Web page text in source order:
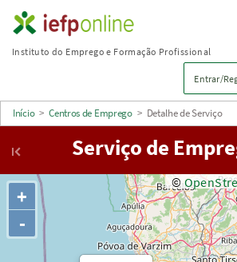
Saltar
para
principal
Instituto do Emprego e Formação Profissional
Entrar/
Início > Centros de Emprego > Detalhe de Serviço
Serviço de
+
-
©